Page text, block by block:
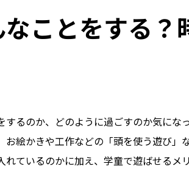
ことをする
るのか、どのように過ごすのか気にな
絵かきや工作などの「頭を使う遊び」
ているのかに加え、学童で遊ばせるメ